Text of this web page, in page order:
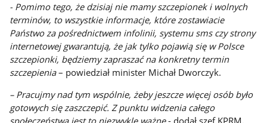
- Pomimo tego, że dzisiaj nie mamy szczepionek i wolnych
terminów, to wszystkie informacje, które zostawiacie
Państwo za pośrednictwem infolinii, systemu sms czy strony
internetowej gwarantują, że jak tylko pojawią się w Polsce
szczepionki, będziemy zapraszać na konkretny termin
szczepienia– powiedział minister Michał Dworczyk.
– Pracujmy nad tym wspólnie, żeby jeszcze więcej osób było
gotowych się zaszczepić. Z punktu widzenia całego
społeczeństwa jest to niezwykle ważne- dodał szef KPRM.